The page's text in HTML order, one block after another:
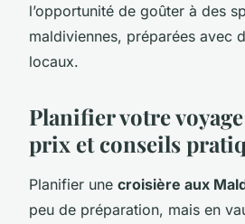
l’opportunité de goûter à des
maldiviennes, préparées avec
locaux.
Planifier votre
prix et conseils
Planifier une croisière aux
peu de préparation, mais en